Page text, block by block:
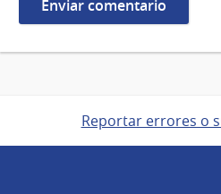
Reportar errores o